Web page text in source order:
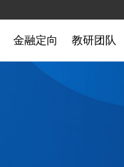
金融定向 教研团队